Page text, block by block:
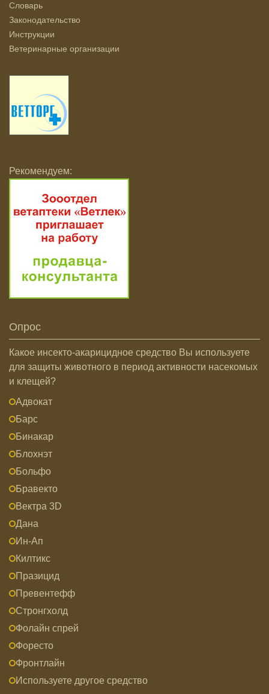
Словарь
Законодательство
Инструкции
Ветеринарные организации
Рекомендуем:
Опрос
Какое инсекто-акарицидное средство Вы используете
для защиты животного в период активности насекомых
и клещей?
Адвокат
Барс
Бинакар
Блохнэт
Больфо
Бравекто
Вектра 3D
Дана
Ин-Ап
Килтикс
Празицид
Превентефф
Стронгхолд
Фолайн спрей
Форесто
Фронтлайн
Используете другое средство